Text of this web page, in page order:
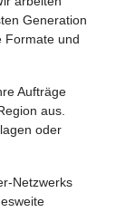
Generation
Formate und
Aufträge
aus.
oder
Netzwerks